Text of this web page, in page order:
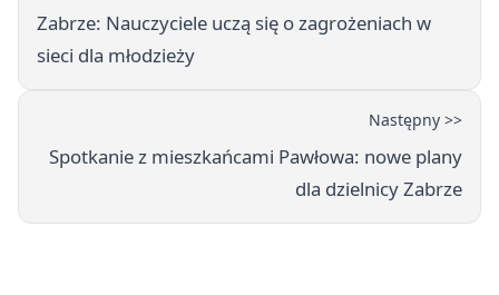
Zabrze: Nauczyciele uczą się o zagrożeniach w
sieci dla młodzieży
Następny >>
Spotkanie z mieszkańcami Pawłowa: nowe plany
dla dzielnicy Zabrze